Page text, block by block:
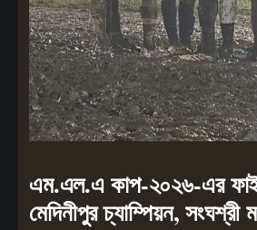
এম.এল.এ কাপ-২০২৬-এর
মেদিনীপুর চ্যাম্পিয়ন, সংঘশ্রী